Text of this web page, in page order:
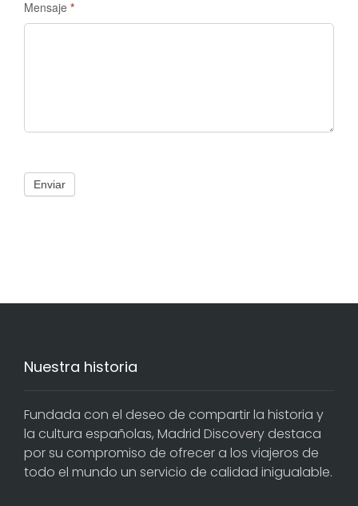
Mensaje *
Enviar
Nuestra historia
Fundada con el deseo de compartir la historia y
la cultura españolas, Madrid Discovery destaca
por su compromiso de ofrecer a los viajeros de
todo el mundo un servicio de calidad inigualable.